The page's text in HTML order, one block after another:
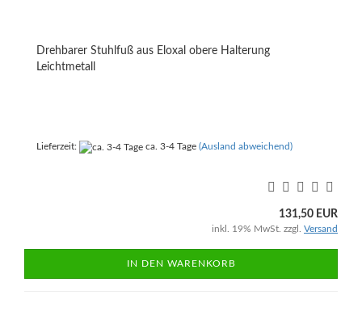
Drehbarer Stuhlfuß aus Eloxal obere Halterung
Leichtmetall
Lieferzeit: ca. 3-4 Tage (Ausland abweichend)
131,50 EUR
inkl. 19% MwSt. zzgl. Versand
IN DEN WARENKORB